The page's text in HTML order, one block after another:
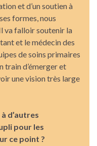
et d’un soutien à
formes, nous
va falloir soutenir la
et le médecin des
de soins primaires
train d’émerger et
une vision très large
d’autres
pour les
ce point ?